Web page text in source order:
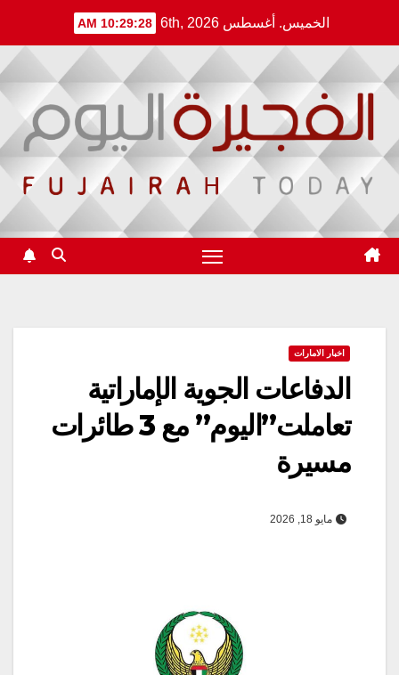
content
الخميس. أغسطس 6th, 2026 10:29:28 AM
اخبار الامارات
الدفاعات الجوية الإماراتية
تعاملت”اليوم” مع 3 طائرات
مسيرة
مايو 18, 2026